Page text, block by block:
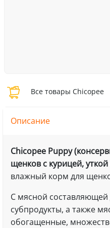
Все товары Chicopee
Описание
Chicopee Puppy
щенков с курицей,
влажный корм для
С мясной составляющей
субпродукты, а также
обогащенные,